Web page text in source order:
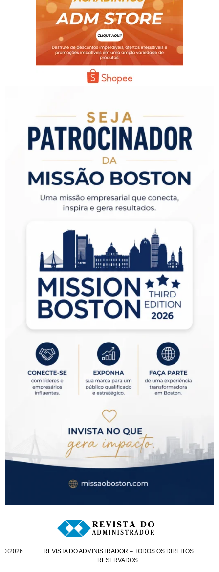
©2026
REVISTA DO ADMINISTRADOR – TODOS OS DIREITOS
RESERVADOS